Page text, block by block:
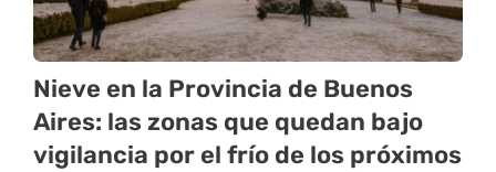
Nieve en la Provincia de Buenos
Aires: las zonas que quedan bajo
vigilancia por el frío de los próximos